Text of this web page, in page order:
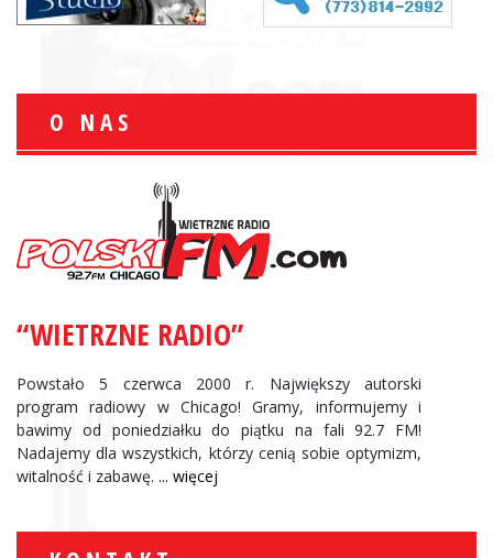
O NAS
“WIETRZNE RADIO”
Powstało 5 czerwca 2000 r. Największy autorski
program radiowy w Chicago! Gramy, informujemy i
bawimy od poniedziałku do piątku na fali 92.7 FM!
Nadajemy dla wszystkich, którzy cenią sobie optymizm,
witalność i zabawę. ... więcej